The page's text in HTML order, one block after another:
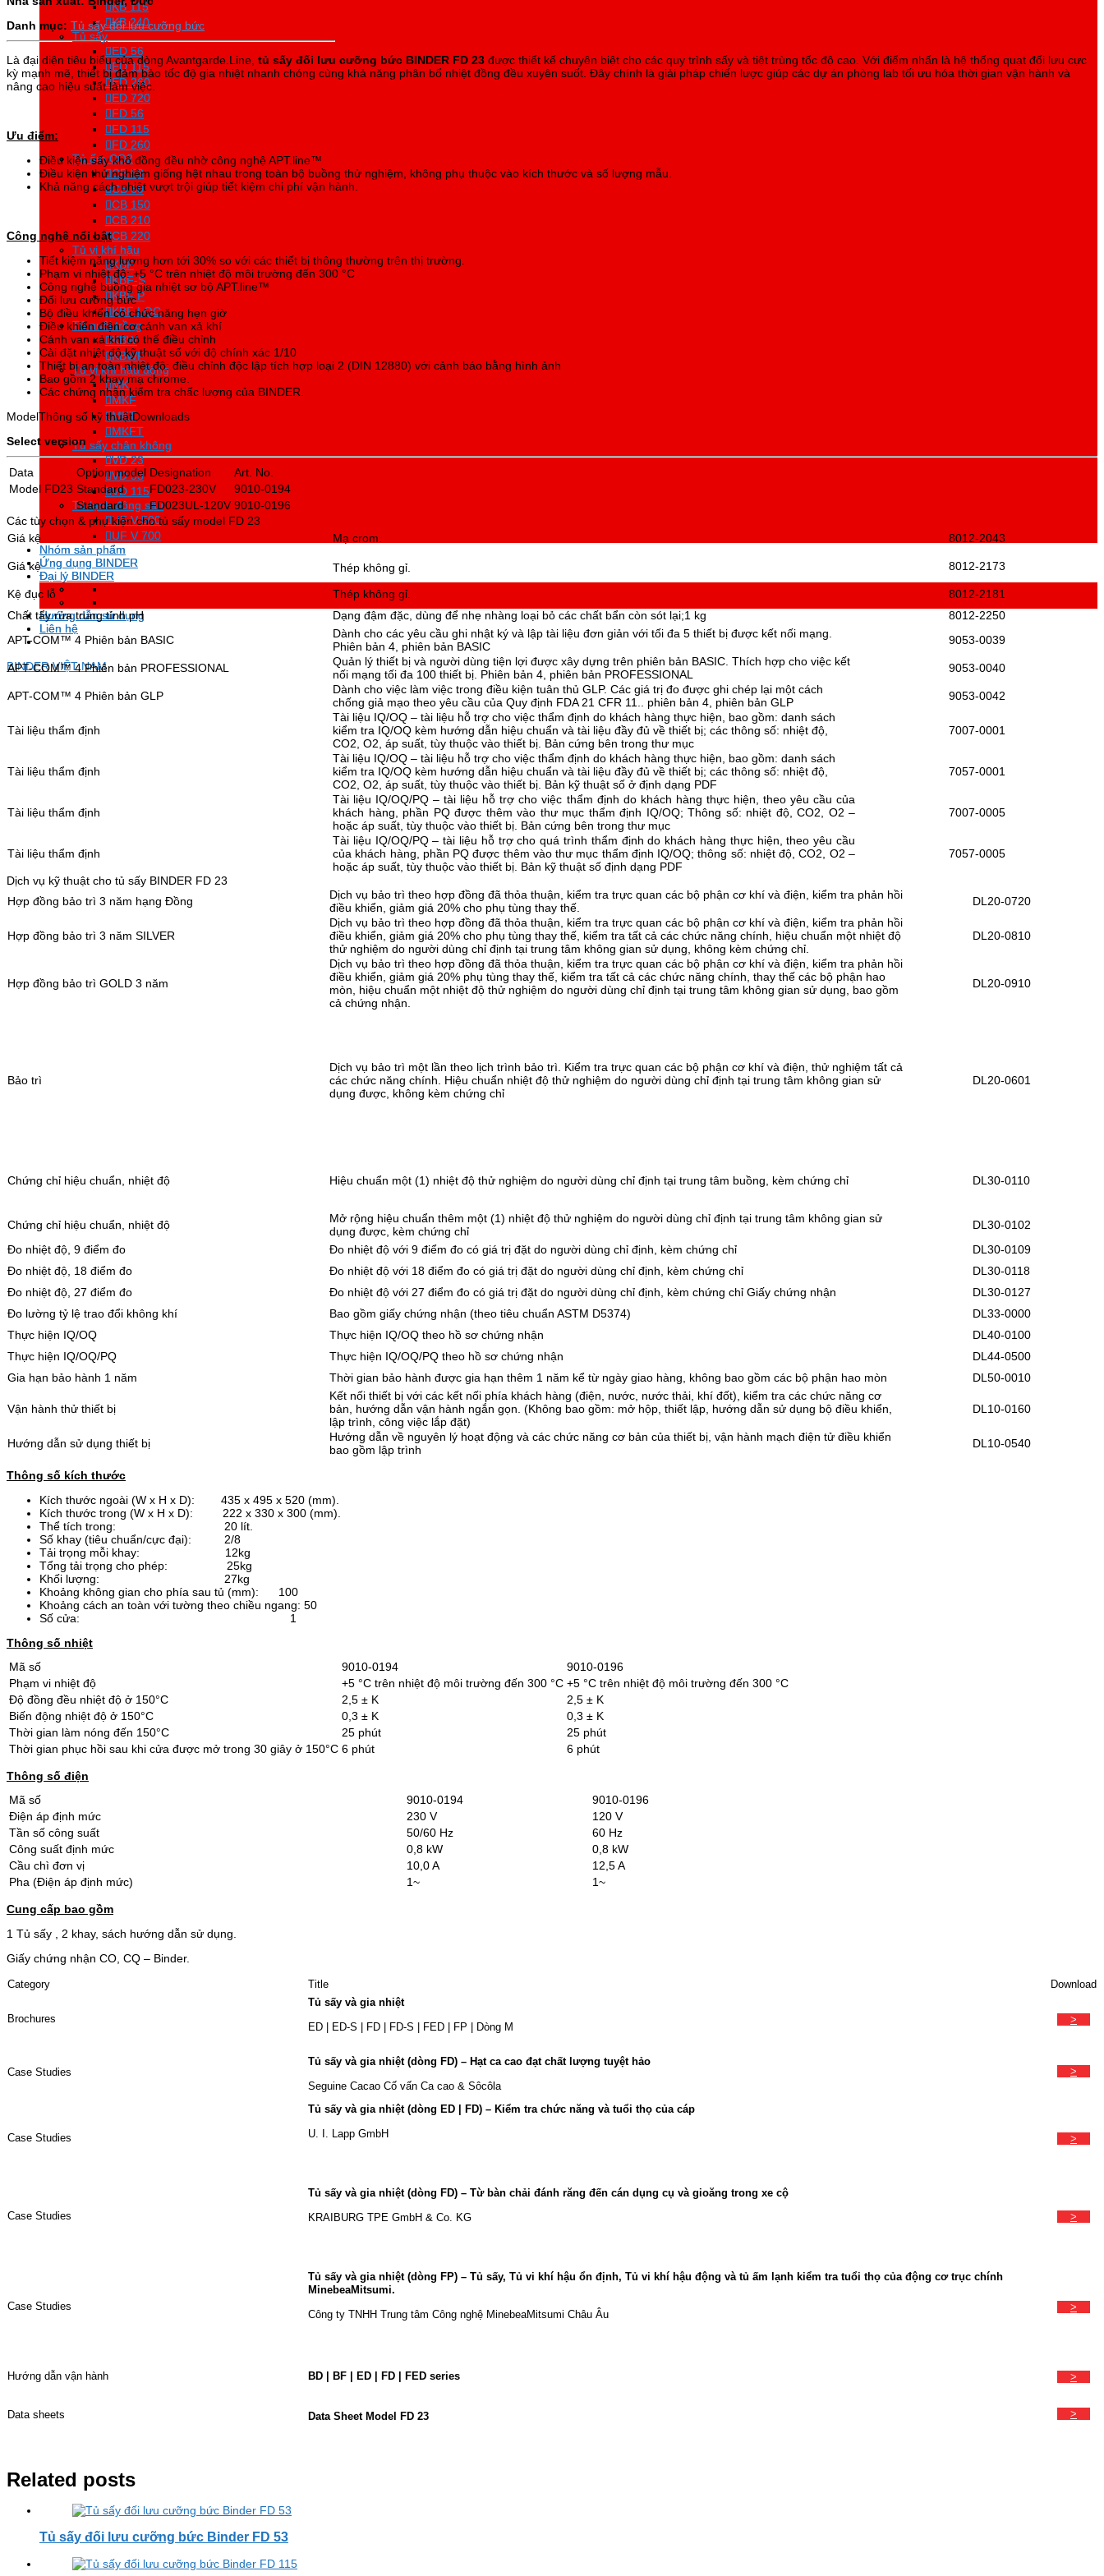
KB 115
KB 240
Tủ sấy
ED 56
ED 115
ED 260
ED 720
FD 56
FD 115
FD 260
Tủ ấm CO2
CB 53
CB 60
CB 150
CB 210
CB 220
Tủ vi khí hậu
KBF
KBF-S
KBF P
KBF LQC
Tủ nuôi trồng
KBW
KBWF
Tủ vi khí hậu động
MK
MKF
MKT
MKFT
Tủ sấy chân không
VD 23
VD 53
VD 115
Tủ lạnh đông sâu
UF V 500
UF V 700
Nhóm sản phẩm
Ứng dụng BINDER
Đại lý BINDER
Hướng dẫn sử dụng
Liên hệ
BINDER VIỆT NAM
KB 115
KB 240
Tủ sấy
ED 56
ED 115
ED 260
ED 720
FD 56
FD 115
FD 260
Tủ ấm CO2
CB 53
CB 60
CB 150
CB 210
CB 220
Tủ vi khí hậu
KBF
KBF-S
KBF P
KBF LQC
Tủ nuôi trồng
KBW
KBWF
Tủ vi khí hậu động
MK
MKF
MKT
MKFT
Tủ sấy chân không
VD 23
VD 53
VD 115
Tủ lạnh đông sâu
UF V 500
UF V 700
Nhóm sản phẩm
Ứng dụng BINDER
Đại lý BINDER
Hướng dẫn sử dụng
Liên hệ
Danh mục: Tủ sấy đối lưu cưỡng bức
Là đại diện tiêu biểu của dòng Avantgarde.Line, tủ sấy đối lưu cưỡng bức BINDER FD 23 được thiết kế chuyên biệt cho các quy trình sấy và tiệt trùng tốc độ cao. Với điểm nhấn là hệ thống quạt đối lưu cực
kỳ mạnh mẽ, thiết bị đảm bảo tốc độ gia nhiệt nhanh chóng cùng khả năng phân bổ nhiệt đồng đều xuyên suốt. Đây chính là giải pháp chiến lược giúp các dự án phòng lab tối ưu hóa thời gian vận hành và
nâng cao hiệu suất làm việc.
Ưu điểm:
Điều kiện sấy khô đồng đều nhờ công nghệ APT.line™
Điều kiện thử nghiệm giống hệt nhau trong toàn bộ buồng thử nghiệm, không phụ thuộc vào kích thước và số lượng mẫu.
Khả năng cách nhiệt vượt trội giúp tiết kiệm chi phí vận hành.
Công nghệ nổi bật
Tiết kiệm năng lượng hơn tới 30% so với các thiết bị thông thường trên thị trường.
Phạm vi nhiệt độ:+5 °C trên nhiệt độ môi trường đến 300 °C
Công nghệ buồng gia nhiệt sơ bộ APT.line™
Đối lưu cưỡng bức
Bộ điều khiển có chức năng hẹn giờ
Điều khiển điện cơ cánh van xả khí
Cánh van xả khí có thể điều chỉnh
Cài đặt nhiệt độ kỹ thuật số với độ chính xác 1/10
Thiết bị an toàn nhiệt độ: điều chỉnh độc lập tích hợp loại 2 (DIN 12880) với cảnh báo bằng hình ảnh
Bao gồm 2 khay mạ chrome.
Các chứng nhận kiểm tra chấc lượng của BINDER.
ModelThông số kỹ thuậtDownloads
Select version
Data Option model Designation
Art. No.
Model FD23 Standard FD023-230V
9010-0194
Standard
FD023UL-120V 9010-0196
Các tùy chọn & phụ kiện cho tủ sấy model FD 23
Giá kệ
Mạ crom. 8012-2043
Giá kệ Thép không gỉ. 8012-2173
Kệ đục lỗ Thép không gỉ.
8012-2181
Chất tẩy rửa trung tính pH
Dạng đậm đặc, dùng để nhẹ nhàng loại bỏ các chất bẩn còn sót lại;1 kg
8012-2250
APT-COM™ 4 Phiên bản BASIC
Dành cho các yêu cầu ghi nhật ký và lập tài liệu đơn giản với tối đa 5 thiết bị được kết nối mạng.
Phiên bản 4, phiên bản BASIC
9053-0039
APT-COM™ 4 Phiên bản PROFESSIONAL
Quản lý thiết bị và người dùng tiện lợi được xây dựng trên phiên bản BASIC. Thích hợp cho việc kết
nối mạng tối đa 100 thiết bị. Phiên bản 4, phiên bản PROFESSIONAL
9053-0040
APT-COM™ 4 Phiên bản GLP
Dành cho việc làm việc trong điều kiện tuân thủ GLP. Các giá trị đo được ghi chép lại một cách
chống giả mạo theo yêu cầu của Quy định FDA 21 CFR 11.. phiên bản 4, phiên bản GLP
9053-0042
Tài liệu thẩm định
Tài liệu IQ/OQ – tài liệu hỗ trợ cho việc thẩm định do khách hàng thực hiện, bao gồm: danh sách
kiểm tra IQ/OQ kèm hướng dẫn hiệu chuẩn và tài liệu đầy đủ về thiết bị; các thông số: nhiệt độ,
CO2, O2, áp suất, tùy thuộc vào thiết bị. Bản cứng bên trong thư mục
7007-0001
Tài liệu thẩm định
Tài liệu IQ/OQ – tài liệu hỗ trợ cho việc thẩm định do khách hàng thực hiện, bao gồm: danh sách
kiểm tra IQ/OQ kèm hướng dẫn hiệu chuẩn và tài liệu đầy đủ về thiết bị; các thông số: nhiệt độ,
CO2, O2, áp suất, tùy thuộc vào thiết bị. Bản kỹ thuật số ở định dạng PDF
7057-0001
Tài liệu thẩm định
Tài liệu IQ/OQ/PQ – tài liệu hỗ trợ cho việc thẩm định do khách hàng thực hiện, theo yêu cầu của
khách hàng, phần PQ được thêm vào thư mục thẩm định IQ/OQ; Thông số: nhiệt độ, CO2, O2 –
hoặc áp suất, tùy thuộc vào thiết bị. Bản cứng bên trong thư mục
7007-0005
Tài liệu thẩm định
Tài liệu IQ/OQ/PQ – tài liệu hỗ trợ cho quá trình thẩm định do khách hàng thực hiện, theo yêu cầu
của khách hàng, phần PQ được thêm vào thư mục thẩm định IQ/OQ; thông số: nhiệt độ, CO2, O2 –
hoặc áp suất, tùy thuộc vào thiết bị. Bản kỹ thuật số định dạng PDF
7057-0005
Dịch vụ kỹ thuật cho tủ sấy BINDER FD 23
Hợp đồng bảo trì 3 năm hạng Đồng
Dịch vụ bảo trì theo hợp đồng đã thỏa thuận, kiểm tra trực quan các bộ phận cơ khí và điện, kiểm tra phản hồi
điều khiển, giảm giá 20% cho phụ tùng thay thế.
DL20-0720
Hợp đồng bảo trì 3 năm SILVER
Dịch vụ bảo trì theo hợp đồng đã thỏa thuận, kiểm tra trực quan các bộ phận cơ khí và điện, kiểm tra phản hồi
điều khiển, giảm giá 20% cho phụ tùng thay thế, kiểm tra tất cả các chức năng chính, hiệu chuẩn một nhiệt độ
thử nghiệm do người dùng chỉ định tại trung tâm không gian sử dụng, không kèm chứng chỉ.
DL20-0810
Hợp đồng bảo trì GOLD 3 năm
Dịch vụ bảo trì theo hợp đồng đã thỏa thuận, kiểm tra trực quan các bộ phận cơ khí và điện, kiểm tra phản hồi
điều khiển, giảm giá 20% phụ tùng thay thế, kiểm tra tất cả các chức năng chính, thay thế các bộ phận hao
mòn, hiệu chuẩn một nhiệt độ thử nghiệm do người dùng chỉ định tại trung tâm không gian sử dụng, bao gồm
cả chứng nhận.
DL20-0910
Bảo trì
Dịch vụ bảo trì một lần theo lịch trình bảo trì. Kiểm tra trực quan các bộ phận cơ khí và điện, thử nghiệm tất cả
các chức năng chính. Hiệu chuẩn nhiệt độ thử nghiệm do người dùng chỉ định tại trung tâm không gian sử
dụng được, không kèm chứng chỉ
DL20-0601
Chứng chỉ hiệu chuẩn, nhiệt độ Hiệu chuẩn một (1) nhiệt độ thử nghiệm do người dùng chỉ định tại trung tâm buồng, kèm chứng chỉ DL30-0110
Chứng chỉ hiệu chuẩn, nhiệt độ
Mở rộng hiệu chuẩn thêm một (1) nhiệt độ thử nghiệm do người dùng chỉ định tại trung tâm không gian sử
dụng được, kèm chứng chỉ
DL30-0102
Đo nhiệt độ, 9 điểm đo
Đo nhiệt độ với 9 điểm đo có giá trị đặt do người dùng chỉ định, kèm chứng chỉ
DL30-0109
Đo nhiệt độ, 18 điểm đo
Đo nhiệt độ với 18 điểm đo có giá trị đặt do người dùng chỉ định, kèm chứng chỉ
DL30-0118
Đo nhiệt độ, 27 điểm đo
Đo nhiệt độ với 27 điểm đo có giá trị đặt do người dùng chỉ định, kèm chứng chỉ Giấy chứng nhận
DL30-0127
Đo lường tỷ lệ trao đổi không khí
Bao gồm giấy chứng nhận (theo tiêu chuẩn ASTM D5374)
DL33-0000
Thực hiện IQ/OQ
Thực hiện IQ/OQ theo hồ sơ chứng nhận
DL40-0100
Thực hiện IQ/OQ/PQ
Thực hiện IQ/OQ/PQ theo hồ sơ chứng nhận
DL44-0500
Gia hạn bảo hành 1 năm
Thời gian bảo hành được gia hạn thêm 1 năm kể từ ngày giao hàng, không bao gồm các bộ phận hao mòn DL50-0010
Vận hành thử thiết bị
Kết nối thiết bị với các kết nối phía khách hàng (điện, nước, nước thải, khí đốt), kiểm tra các chức năng cơ
bản, hướng dẫn vận hành ngắn gọn. (Không bao gồm: mở hộp, thiết lập, hướng dẫn sử dụng bộ điều khiển,
lập trình, công việc lắp đặt)
DL10-0160
Hướng dẫn sử dụng thiết bị
Hướng dẫn về nguyên lý hoạt động và các chức năng cơ bản của thiết bị, vận hành mạch điện tử điều khiển
bao gồm lập trình
DL10-0540
Thông số kích thước
Kích thước ngoài (W x H x D): 435 x 495 x 520 (mm).
Kích thước trong (W x H x D): 222 x 330 x 300 (mm).
Thể tích trong: 20 lít.
Số khay (tiêu chuẩn/cực đại): 2/8
Tải trọng mỗi khay: 12kg
Tổng tải trọng cho phép: 25kg
Khối lượng: 27kg
Khoảng không gian cho phía sau tủ (mm): 100
Khoảng cách an toàn với tường theo chiều ngang: 50
Số cửa: 1
Thông số nhiệt
Mã số
9010-0194
9010-0196
Phạm vi nhiệt độ
+5 °C trên nhiệt độ môi trường đến 300 °C +5 °C trên nhiệt độ môi trường đến 300 °C
Độ đồng đều nhiệt độ ở 150°C
2,5 ± K
2,5 ± K
Biến động nhiệt độ ở 150°C
0,3 ± K
0,3 ± K
Thời gian làm nóng đến 150°C
25 phút
25 phút
Thời gian phục hồi sau khi cửa được mở trong 30 giây ở 150°C 6 phút 6 phút
Thông số điện
Mã số
9010-0194
9010-0196
Điện áp định mức
230 V
120 V
Tần số công suất
50/60 Hz
60 Hz
Công suất định mức
0,8 kW
0,8 kW
Cầu chì đơn vị
10,0 A
12,5 A
Pha (Điện áp định mức)
1~ 1~
Cung cấp bao gồm
1 Tủ sấy , 2 khay, sách hướng dẫn sử dụng.
Giấy chứng nhận CO, CQ – Binder.
Category Title Download
Brochures
Tủ sấy và gia nhiệt
ED | ED-S | FD | FD-S | FED | FP | Dòng M
>
Case Studies
Tủ sấy và gia nhiệt (dòng FD) – Hạt ca cao đạt chất lượng tuyệt hảo
Seguine Cacao Cố vấn Ca cao & Sôcôla
>
Case Studies
Tủ sấy và gia nhiệt (dòng ED | FD) – Kiểm tra chức năng và tuổi thọ của cáp
U. I. Lapp GmbH
>
Case Studies
Tủ sấy và gia nhiệt (dòng FD) – Từ bàn chải đánh răng đến cán dụng cụ và gioăng trong xe cộ
KRAIBURG TPE GmbH & Co. KG
>
Case Studies
Tủ sấy và gia nhiệt (dòng FP) – Tủ sấy, Tủ vi khí hậu ổn định, Tủ vi khí hậu động và tủ ấm lạnh kiểm tra tuổi thọ của động cơ trục chính
MinebeaMitsumi.
Công ty TNHH Trung tâm Công nghệ MinebeaMitsumi Châu Âu
>
Hướng dẫn vận hành BD | BF | ED | FD | FED series >
Data sheets Data Sheet Model FD 23 >
Related posts
Tủ sấy đối lưu cưỡng bức Binder FD 53